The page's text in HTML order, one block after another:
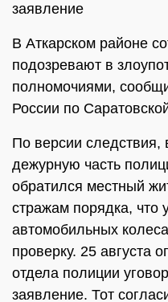
заявление
В Аткарском районе
подозревают в
полномочиями,
России по
По версии следствия,
дежурную часть
обратился местный
стражам порядка, что
автомобильных
проверку. 25 августа
отдела полиции
заявление. Тот